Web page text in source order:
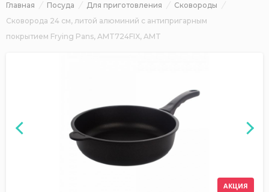
Главная Посуда Для приготовления
Сковороды
Сковорода 24 см, литой алюминий с антипригарным
покрытием Frying Pans, AMT724FIX, AMT
АКЦИЯ